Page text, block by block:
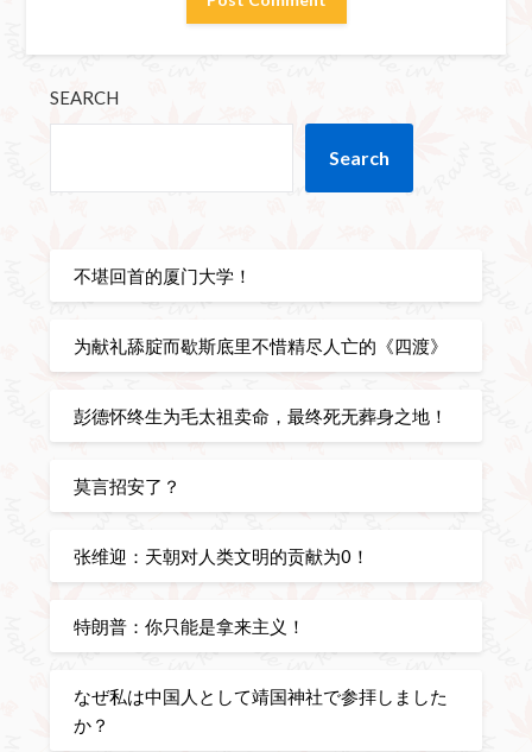
SEARCH
Search
不堪回首的厦门大学！
为献礼舔腚而歇斯底里不惜精尽人亡的《四渡》
彭德怀终生为毛太祖卖命，最终死无葬身之地！
莫言招安了？
张维迎：天朝对人类文明的贡献为0！
特朗普：你只能是拿来主义！
なぜ私は中国人として靖国神社で参拝しました
か？